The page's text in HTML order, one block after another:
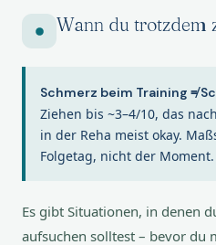
Wann du trotzdem
Schmerz beim Training ≠
Ziehen bis ~3–4/10, das
in der Reha meist okay.
Folgetag, nicht der Moment.
Es gibt Situationen, in denen
aufsuchen solltest – bevor du